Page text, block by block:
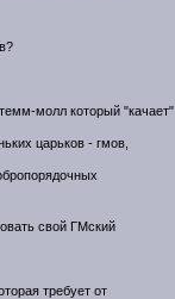
молл который "качает"
царьков - гмов,
свой ГМский
требует от